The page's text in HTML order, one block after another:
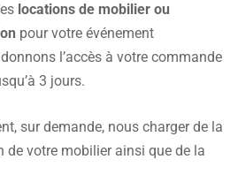
locations de mobilier ou
pour votre événement
l’accès à votre commande
3 jours.
sur demande, nous charger de la
de votre mobilier ainsi que de la